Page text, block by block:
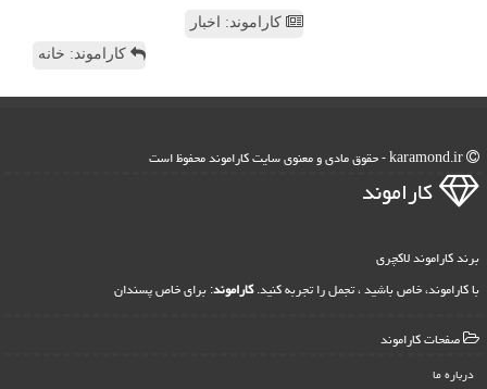
کاراموند: اخبار
کاراموند: خانه
كاراموند
برند کاراموند لاکچری
با کاراموند، خاص باشید ، تجمل را تجربه کنید.کاراموند: برای خاص پسندان
صفحات كاراموند
درباره ما